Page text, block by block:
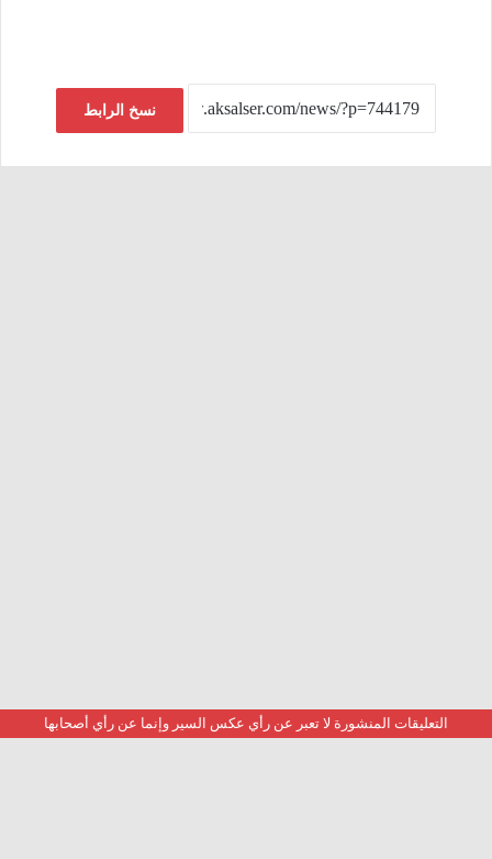
نسخ الرابط
التعليقات المنشورة لا تعبر عن رأي عكس السير وإنما عن رأي أصحابها